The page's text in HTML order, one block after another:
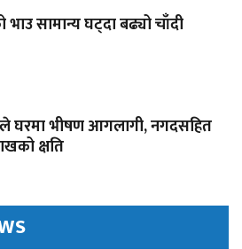
सामान्य घट्दा बढ्यो चाँदी
घरमा भीषण आगलागी, नगदसहित
क्षति